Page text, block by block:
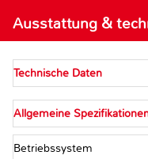
Ausstattung &
Technische Daten
Allgemeine
Betriebssystem